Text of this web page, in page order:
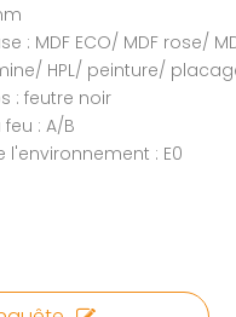
: MDF ECO/ MDF rose/
HPL/ peinture/
: feutre noir
: A/B
l'environnement : E0